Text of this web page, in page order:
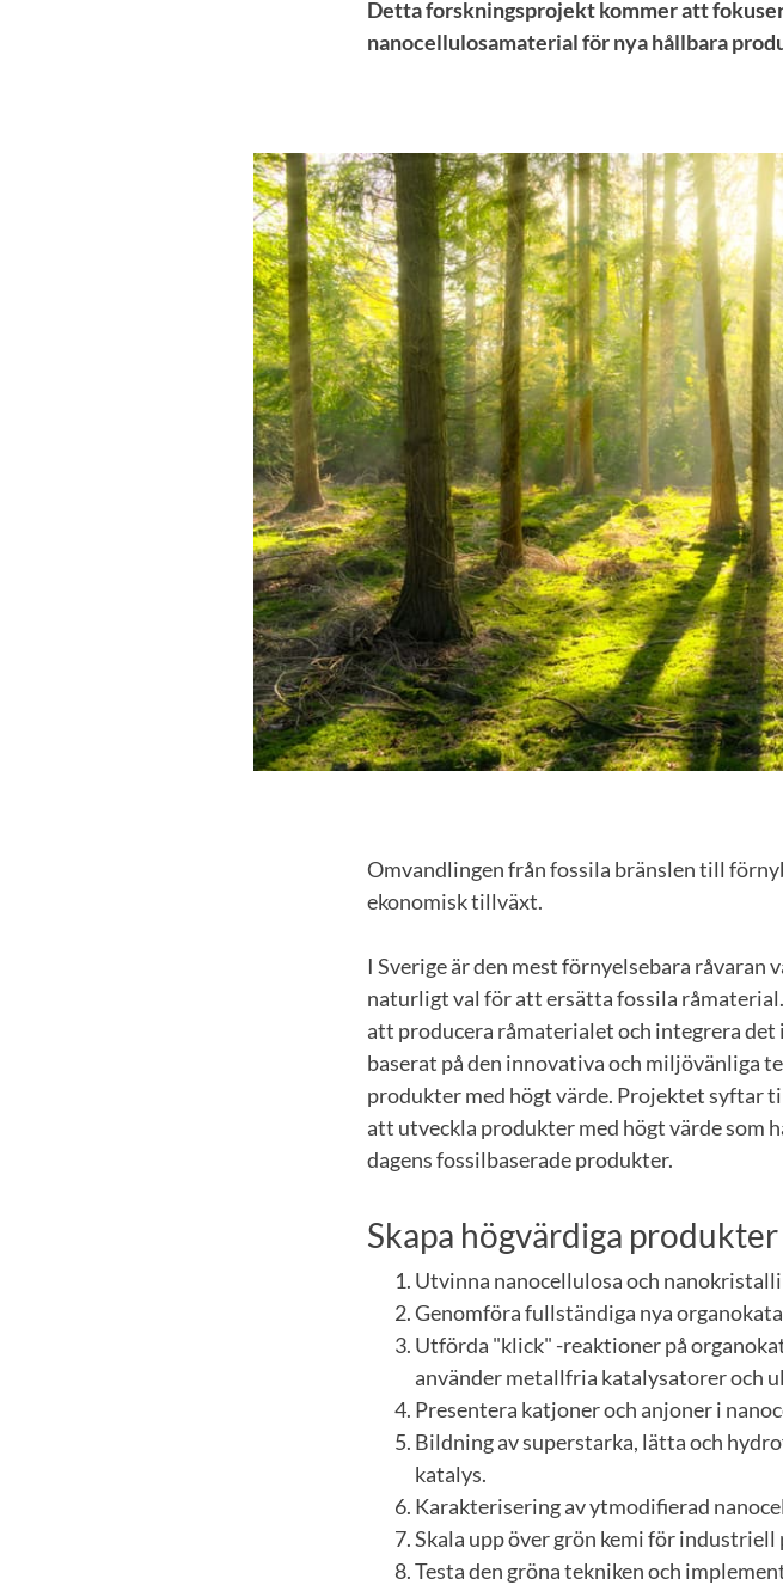
Detta forskningsprojekt kommer att
nanocellulosamaterial för nya hållbara
Omvandlingen från fossila bränslen till
ekonomisk tillväxt.
I Sverige är den mest förnyelsebara
naturligt val för att ersätta fossila
att producera råmaterialet och integrera det
baserat på den innovativa och miljövänliga
produkter med högt värde. Projektet syftar
att utveckla produkter med högt värde som
dagens fossilbaserade produkter.
Skapa högvärdiga
Utvinna nanocellulosa och
Genomföra fullständiga nya
Utförda "klick" -reaktioner på
använder metallfria katalysatorer och
Presentera katjoner och anjoner i
Bildning av superstarka, lätta och
katalys.
Karakterisering av ytmodifierad
Skala upp över grön kemi för
Testa den gröna tekniken och